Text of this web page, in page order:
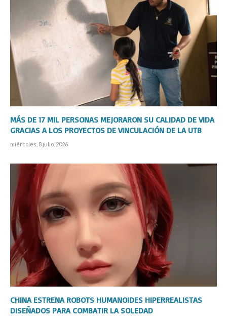
MÁS DE 17 MIL PERSONAS MEJORARON SU CALIDAD DE VIDA
GRACIAS A LOS PROYECTOS DE VINCULACIÓN DE LA UTB
miércoles, 8 julio, 2026
CHINA ESTRENA ROBOTS HUMANOIDES HIPERREALISTAS
DISEÑADOS PARA COMBATIR LA SOLEDAD